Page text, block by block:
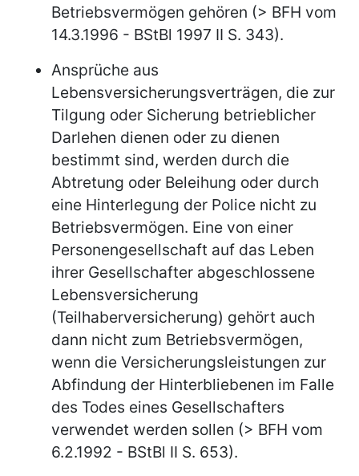
Betriebsvermögen gehören (> BFH vom
14.3.1996 - BStBl 1997 II S. 343).
Ansprüche aus
Lebensversicherungsverträgen, die zur
Tilgung oder Sicherung betrieblicher
Darlehen dienen oder zu dienen
bestimmt sind, werden durch die
Abtretung oder Beleihung oder durch
eine Hinterlegung der Police nicht zu
Betriebsvermögen. Eine von einer
Personengesellschaft auf das Leben
ihrer Gesellschafter abgeschlossene
Lebensversicherung
(Teilhaberversicherung) gehört auch
dann nicht zum Betriebsvermögen,
wenn die Versicherungsleistungen zur
Abfindung der Hinterbliebenen im Falle
des Todes eines Gesellschafters
verwendet werden sollen (> BFH vom
6.2.1992 - BStBl II S. 653).